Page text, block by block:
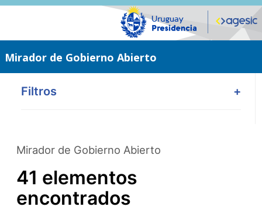
Saltar
Mirador de Gobierno Abierto
Filtros +
Mirador de Gobierno Abierto
41 elementos
encontrados